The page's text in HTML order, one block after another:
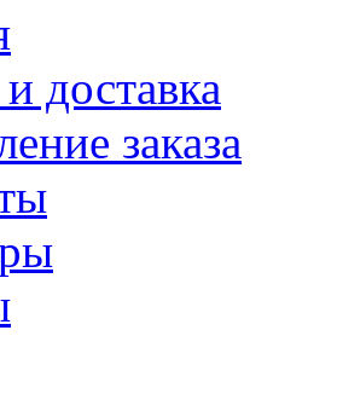
доставка
заказа